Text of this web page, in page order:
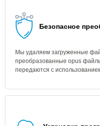
Безопасное
Мы удаляем загруженные
преобразованные opus
передаются с